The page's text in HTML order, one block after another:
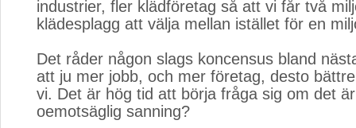
industrier, fler klädföretag så att vi får två
klädesplagg att välja mellan istället för en
Det råder någon slags koncensus bland
att ju mer jobb, och mer företag, desto
vi. Det är hög tid att börja fråga sig om det
oemotsäglig sanning?